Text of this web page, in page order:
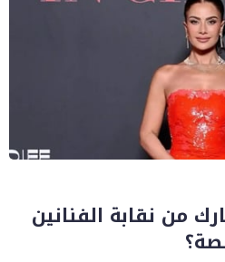
من نقابة الفنانين